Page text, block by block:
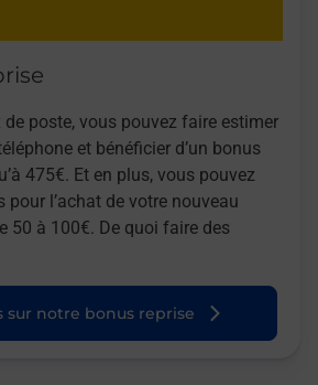
poste, vous pouvez faire estimer
et bénéficier d’un bonus
475€. Et en plus, vous pouvez
pour l’achat de votre nouveau
50 à 100€. De quoi faire des
sur notre bonus reprise